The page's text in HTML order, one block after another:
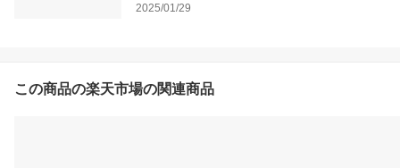
2025/01/29
この商品の楽天市場の関連商品